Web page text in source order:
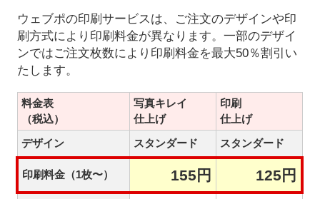
ウェブポの印刷サービスは、ご注文のデザインや印
刷方式により印刷料金が異なります。一部のデザイ
ンではご注文枚数により印刷料金を最大50％割引い
たします。
料金表
（税込）
写真キレイ
仕上げ
印刷
仕上げ
デザイン
スタンダード スタンダード
印刷料金（1枚〜） 155円 125円